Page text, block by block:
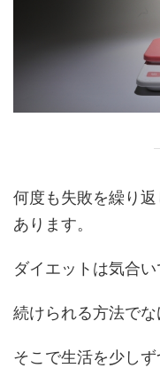
何度も失敗を繰り
あります。
ダイエットは気合い
続けられる方法でな
そこで生活を少しず